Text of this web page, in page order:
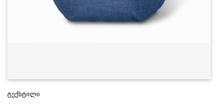
ტექსტილი